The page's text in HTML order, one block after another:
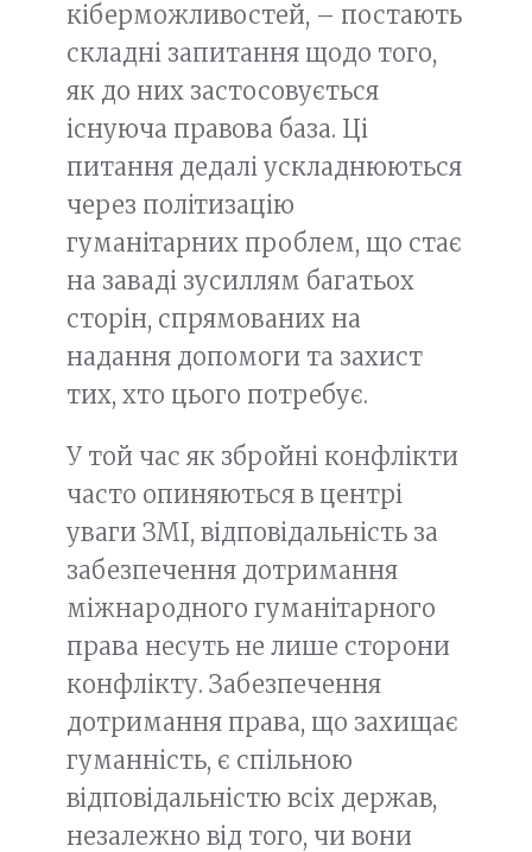
кіберможливостей, – постають
складні запитання щодо того,
як до них застосовується
існуюча правова база. Ці
питання дедалі ускладнюються
через політизацію
гуманітарних проблем, що стає
на заваді зусиллям багатьох
сторін, спрямованих на
надання допомоги та захист
тих, хто цього потребує.
У той час як збройні конфлікти
часто опиняються в центрі
уваги ЗМІ, відповідальність за
забезпечення дотримання
міжнародного гуманітарного
права несуть не лише сторони
конфлікту. Забезпечення
дотримання права, що захищає
гуманність, є спільною
відповідальністю всіх держав,
незалежно від того, чи вони